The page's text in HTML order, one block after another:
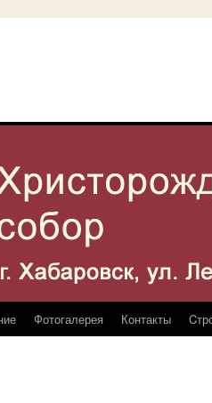
Фотогалерея Контакты